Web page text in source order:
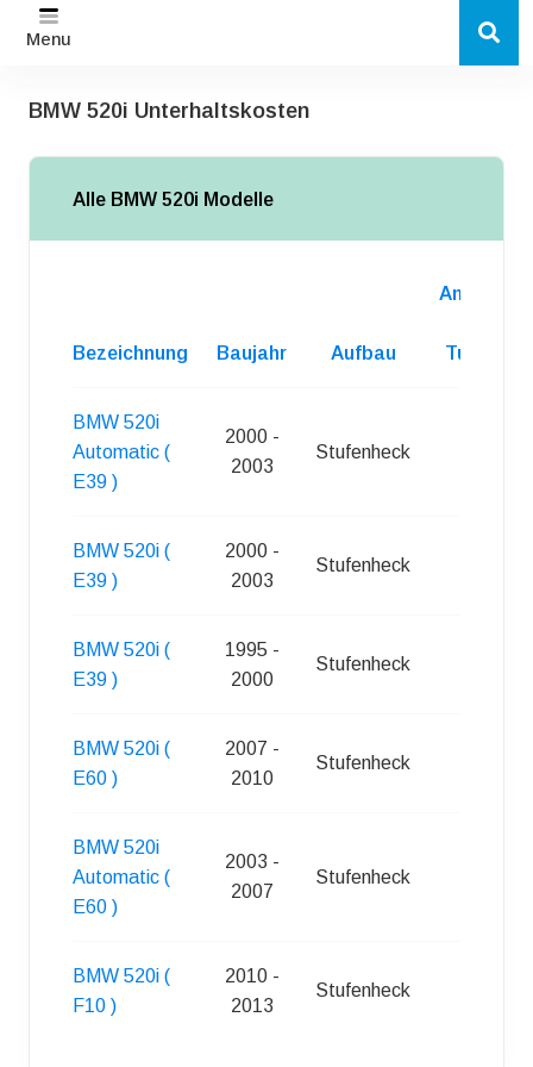
Menu
BMW 520i Unterhaltskosten
Alle BMW 520i Modelle
Bezeichnung Baujahr Aufbau
Anzahl
Turen
BMW 520i
Automatic (
E39 )
2000 -
2003
Stufenheck
BMW 520i (
E39 )
2000 -
2003
Stufenheck
BMW 520i (
E39 )
1995 -
2000
Stufenheck
BMW 520i (
E60 )
2007 -
2010
Stufenheck
BMW 520i
Automatic (
E60 )
2003 -
2007
Stufenheck
BMW 520i (
F10 )
2010 -
2013
Stufenheck